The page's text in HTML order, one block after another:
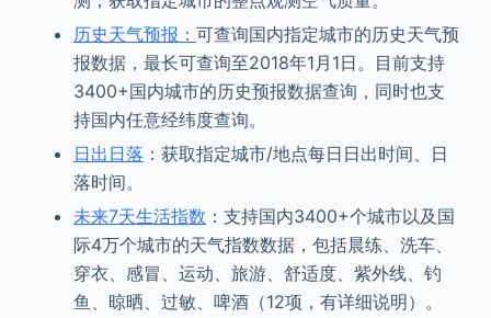
历史天气预报： 可查询国内指定城市的历史天气预
报数据，最长可查询至2018年1月1日。目前支持
3400+国内城市的历史预报数据查询，同时也支
持国内任意经纬度查询。
日出日落 ：获取指定城市/地点每日日出时间、日
落时间。
未来7天生活指数 ：支持国内3400+个城市以及国
际4万个城市的天气指数数据，包括晨练、洗车、
穿衣、感冒、运动、旅游、舒适度、紫外线、钓
鱼、晾晒、过敏、啤酒（12项，有详细说明）。